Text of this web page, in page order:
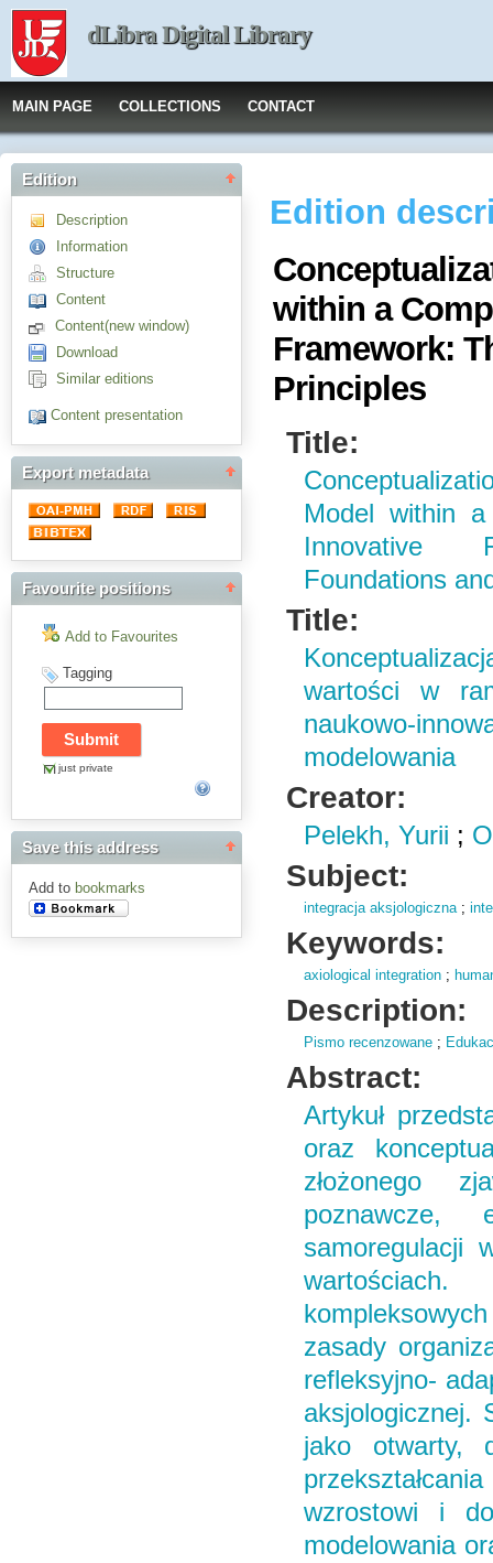
dLibra Digital Library
MAIN PAGE COLLECTIONS CONTACT
Edition
Description
Information
Structure
Content
Content(new window)
Download
Similar editions
Content presentation
Export metadata
Favourite positions
Add to Favourites
Tagging
just private
Save this address
Add to bookmarks
Edition
within a
Framework:
Principles
Title:
Model within a
Innovative
Foundations
Title:
wartości w
naukowo-
modelowania
Creator:
Pelekh, Yurii ;
Subject:
integracja aksjologiczna;
Keywords:
axiological integration ;
Description:
Pismo recenzowane ;
Abstract:
Artykuł
oraz
złożonego
poznawcze,
samoregulacji
zasady
refleksyjno-
aksjologicznej.
jako otwarty,
wzrostowi i
modelowania